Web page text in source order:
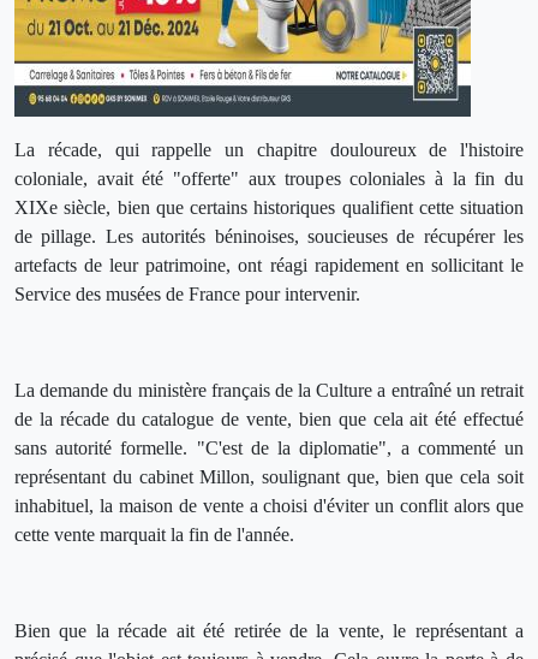
La récade, qui rappelle un chapitre douloureux de l'histoire
coloniale, avait été "offerte" aux troupes coloniales à la fin du
XIXe siècle, bien que certains historiques qualifient cette situation
de pillage. Les autorités béninoises, soucieuses de récupérer les
artefacts de leur patrimoine, ont réagi rapidement en sollicitant le
Service des musées de France pour intervenir.
La demande du ministère français de la Culture a entraîné un retrait
de la récade du catalogue de vente, bien que cela ait été effectué
sans autorité formelle. "C'est de la diplomatie", a commenté un
représentant du cabinet Millon, soulignant que, bien que cela soit
inhabituel, la maison de vente a choisi d'éviter un conflit alors que
cette vente marquait la fin de l'année.
Bien que la récade ait été retirée de la vente, le représentant a